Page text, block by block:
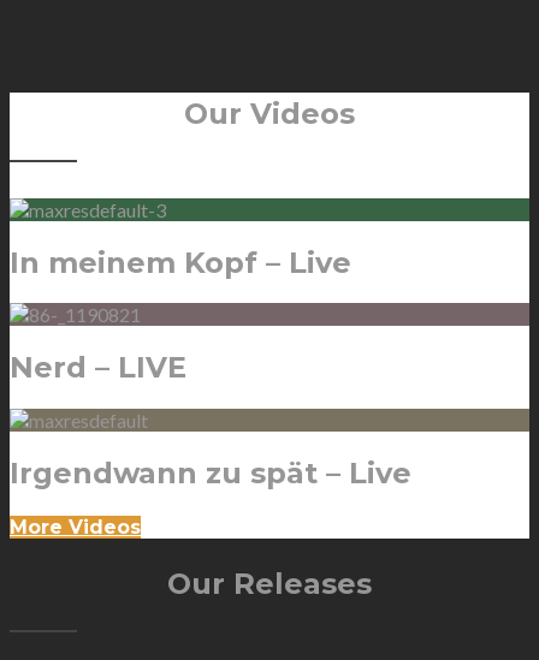
Our Videos
In meinem Kopf – Live
Nerd – LIVE
Irgendwann zu spät – Live
More Videos
Our Releases